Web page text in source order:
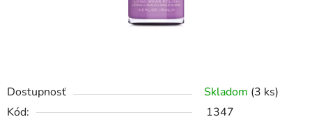
Dostupnosť Skladom (3 ks)
Kód:
1347